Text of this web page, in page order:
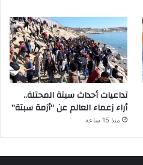
تداعيات أحداث سبتة المحتلة..
أراء زعماء العالم عن “أزمة سبتة”
منذ 15 ساعة